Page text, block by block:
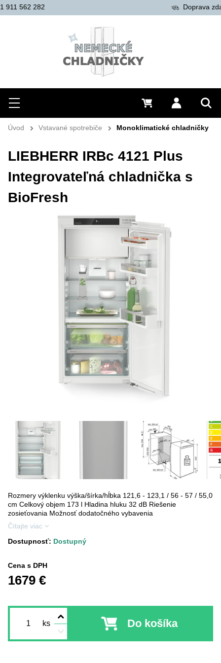
Hľadať
Menu Prihlásiť
0 €
Úvod Vstavané spotrebiče Monoklimatické chladničky
LIEBHERR IRBc 4121 Plus
Integrovateľná chladnička s
BioFresh
Rozmery výklenku výška/šírka/hĺbka 121,6 - 123,1 / 56 - 57 / 55,0
cm Celkový objem 173 l Hladina hluku 32 dB Riešenie
zosieťovania Možnosť dodatočného vybavenia
Čítajte viac
Dostupnosť: Dostupný
Cena s DPH
1679 €
ks Do košíka